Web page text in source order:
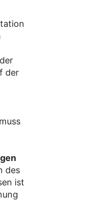
der
des
ist